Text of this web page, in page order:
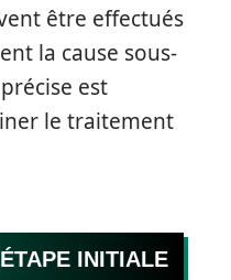
être effectués
la cause sous-
est
le traitement
INITIALE